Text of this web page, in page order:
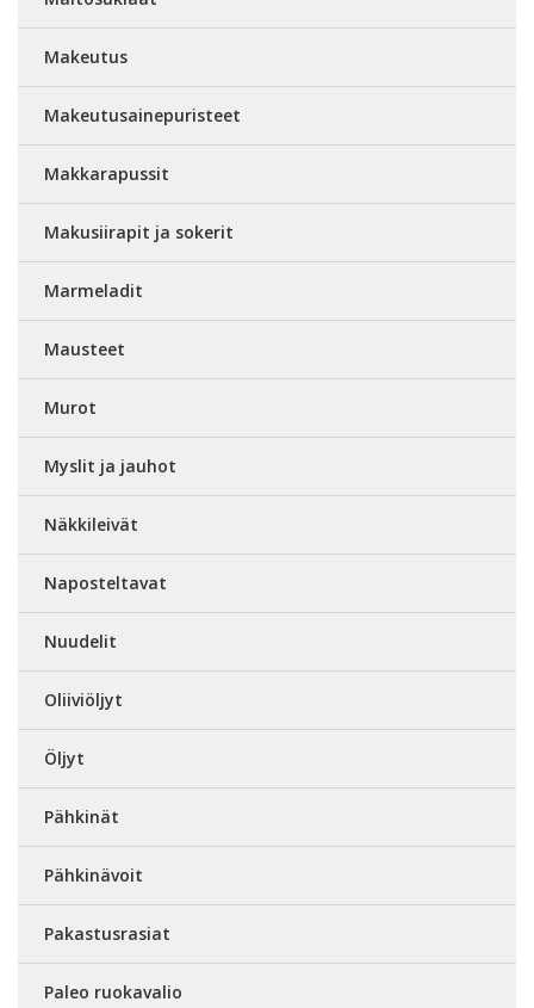
Makeutus
Makeutusainepuristeet
Makkarapussit
Makusiirapit ja sokerit
Marmeladit
Mausteet
Murot
Myslit ja jauhot
Näkkileivät
Naposteltavat
Nuudelit
Oliiviöljyt
Öljyt
Pähkinät
Pähkinävoit
Pakastusrasiat
Paleo ruokavalio